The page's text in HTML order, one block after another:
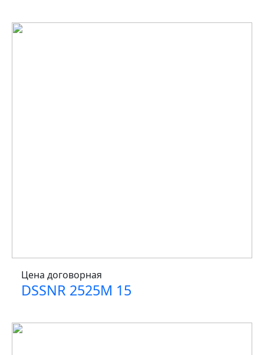
Цена договорная
DSSNR 2525M 15